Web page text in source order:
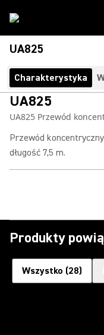
UA825
Charakterystyka
UA825
UA825 Przewód
Przewód
długość 7,5 m.
Produkty
Wszystko (28)